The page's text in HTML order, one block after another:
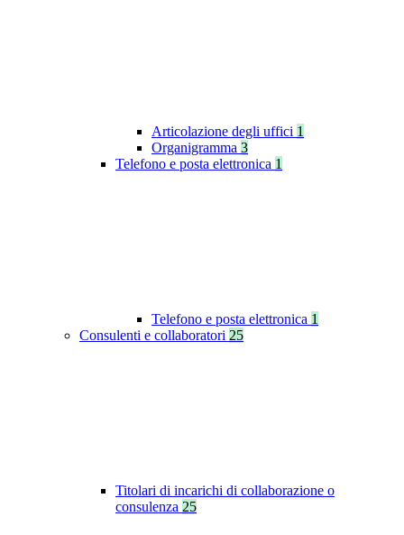
Articolazione degli uffici 1
Organigramma 3
Telefono e posta elettronica 1
Telefono e posta elettronica 1
Consulenti e collaboratori 25
Titolari di incarichi di collaborazione o
consulenza 25